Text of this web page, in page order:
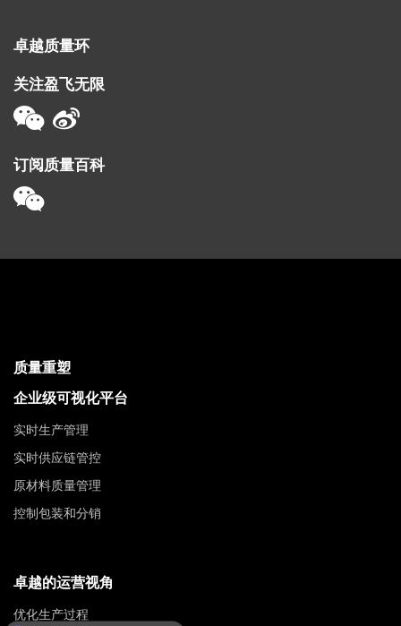
卓越质量环
关注盈飞无限
订阅质量百科
质量重塑
企业级可视化平台
实时生产管理
实时供应链管控
原材料质量管理
控制包装和分销
卓越的运营视角
优化生产过程